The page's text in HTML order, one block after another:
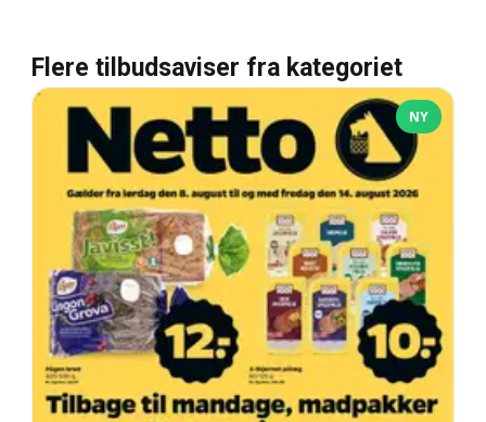
Flere tilbudsaviser fra kategoriet
NY